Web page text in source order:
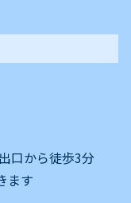
口から徒歩3分
ます